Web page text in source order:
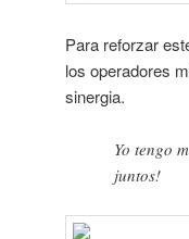
Para reforzar
los operadores
sinergia.
Yo tengo
juntos!